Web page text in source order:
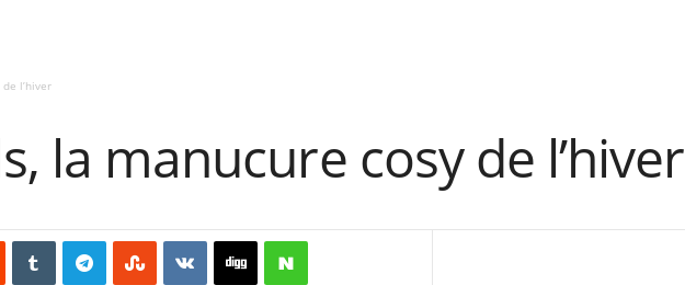
l’hiver
la manucure cosy de l’hiver